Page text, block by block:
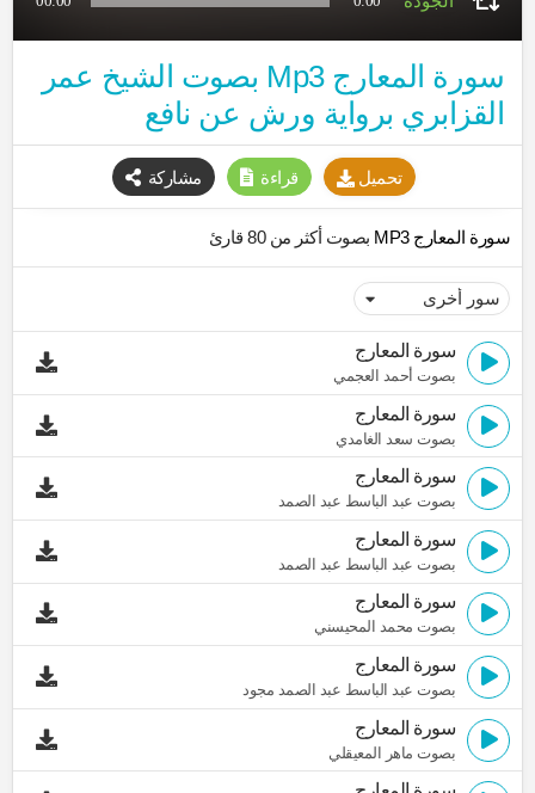
سورة المعارج Mp3 بصوت الشيخ عمر
القزابري برواية ورش عن نافع
تحميل قراءة مشاركة
سورة المعارج MP3 بصوت أكثر من 80 قارئ
سورة المعارج
بصوت أحمد العجمي
سورة المعارج
بصوت سعد الغامدي
سورة المعارج
بصوت عبد الباسط عبد الصمد
سورة المعارج
بصوت عبد الباسط عبد الصمد
سورة المعارج
بصوت محمد المحيسني
سورة المعارج
بصوت عبد الباسط عبد الصمد مجود
سورة المعارج
بصوت ماهر المعيقلي